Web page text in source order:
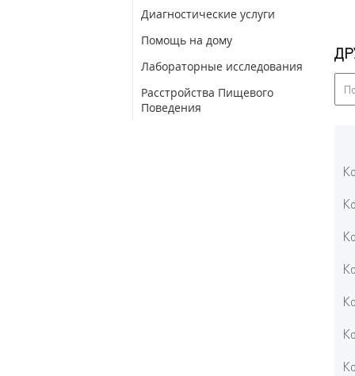
Диагностические услуги
Помощь на дому
Лабораторные исследования
Расстройства Пищевого
Поведения